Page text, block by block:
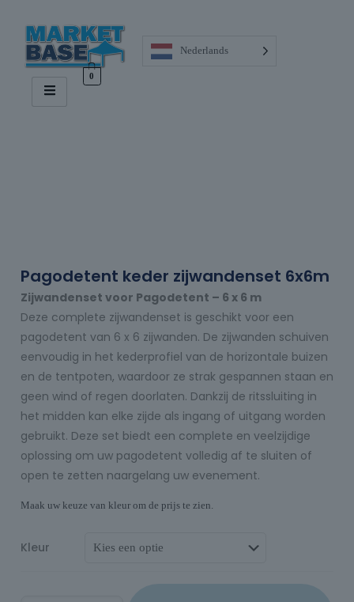
0
Nederlands
Pagodetent keder zijwandenset 6x6m
Zijwandenset voor Pagodetent – 6 x 6 m
Deze complete zijwandenset is geschikt voor een
pagodetent van 6 x 6 zijwanden. De zijwanden schuiven
eenvoudig in het kederprofiel van de horizontale buizen
en de tentpoten, waardoor ze strak gespannen staan en
geen wind of regen doorlaten. Dankzij de ritssluiting in
het midden kan elke zijde als ingang of uitgang worden
gebruikt. Deze set biedt een complete en veelzijdige
oplossing om uw pagodetent volledig af te sluiten of
open te zetten naargelang uw evenement.
Maak uw keuze van kleur om de prijs te zien.
Kleur